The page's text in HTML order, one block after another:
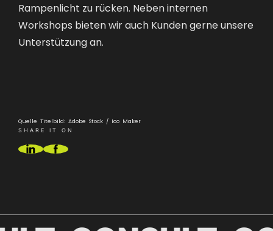
Rampenlicht zu rücken. Neben internen
Workshops bieten wir auch Kunden gerne unsere
Unterstützung an.
Quelle Titelbild: Adobe Stock / Ico Maker
SHARE IT ON